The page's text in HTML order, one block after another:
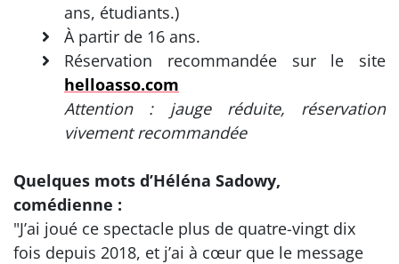
ans, étudiants.)
À partir de 16 ans.
Réservation recommandée sur le site
helloasso.com
Attention : jauge réduite, réservation
vivement recommandée
Quelques mots d’Héléna Sadowy,
comédienne :
"J’ai joué ce spectacle plus de quatre-vingt dix
fois depuis 2018, et j’ai à cœur que le message